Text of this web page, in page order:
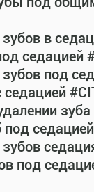
в
седацией
под
седацией
под
под